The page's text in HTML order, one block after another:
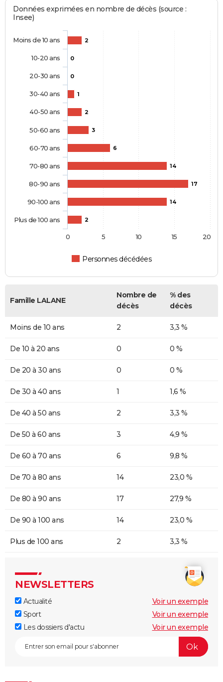
Données exprimées en nombre de décès (source :
Insee)
2
0
0
1
2
3
6
14
17
14
2
Personnes décédées
Moins de 10 ans
10-20 ans
20-30 ans
30-40 ans
40-50 ans
50-60 ans
60-70 ans
70-80 ans
80-90 ans
90-100 ans
Plus de 100 ans
0 5 10 15 20
Famille LALANE
Nombre de
décès
% des
décès
Moins de 10 ans 2 3,3 %
De 10 à 20 ans 0 0 %
De 20 à 30 ans 0 0 %
De 30 à 40 ans 1 1,6 %
De 40 à 50 ans 2 3,3 %
De 50 à 60 ans 3 4,9 %
De 60 à 70 ans 6 9,8 %
De 70 à 80 ans 14 23,0 %
De 80 à 90 ans 17 27,9 %
De 90 à 100 ans 14 23,0 %
Plus de 100 ans 2 3,3 %
NEWSLETTERS
Actualité
Voir un exemple
Sport
Voir un exemple
Les dossiers d'actu
Voir un exemple